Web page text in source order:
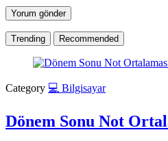
Trending Recommended
Category 💻 Bilgisayar
Dönem Sonu Not